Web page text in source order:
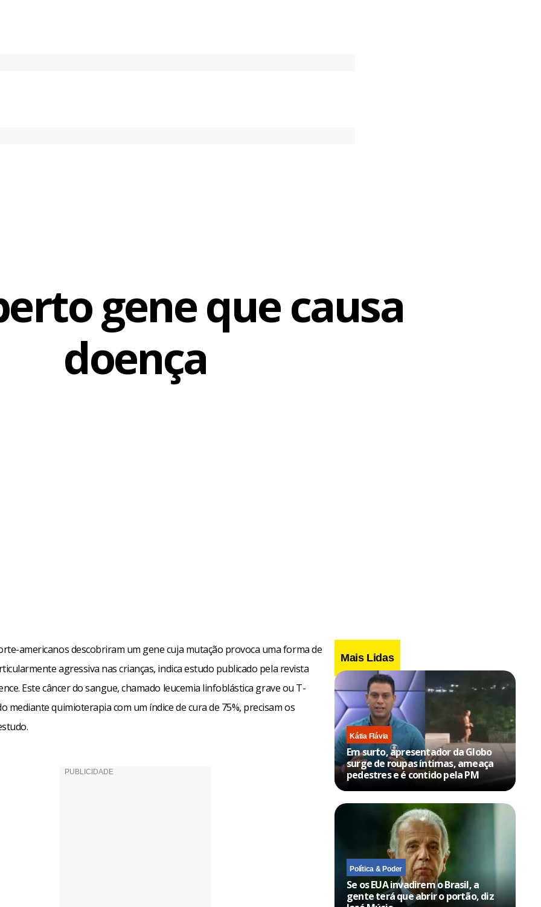
e tem muito menos efeitos nocivos ao organismo.
gene que causa
doença
americanos descobriram um gene cuja mutação provoca uma forma de
agressiva nas crianças, indica estudo publicado pela revista
Este câncer do sangue, chamado leucemia linfoblástica grave ou T-
mediante quimioterapia com um índice de cura de 75%, precisam os
Mais Lidas
Kátia Flávia
Em surto, apresentador da Globo
surge de roupas íntimas, ameaça
pedestres e é contido pela PM
Política & Poder
Se os EUA invadirem o Brasil, a
gente terá que abrir o portão, diz